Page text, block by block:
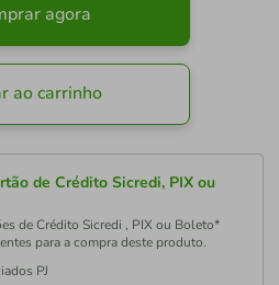
agora
ao carrinho
de Crédito Sicredi, PIX ou
de Crédito Sicredi , PIX ou Boleto*
para a compra deste produto.
PJ